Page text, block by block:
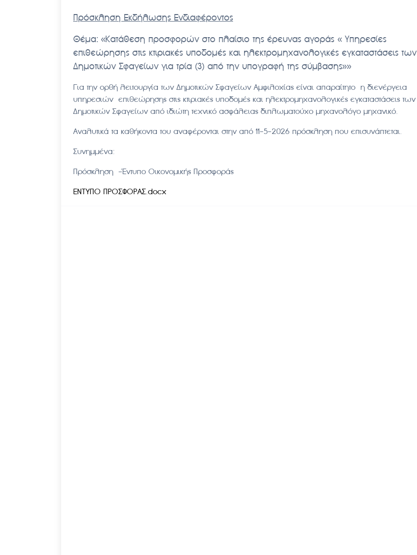
Πρόσκληση Εκδήλωσης Ενδιαφέροντος
Θέμα: «Κατάθεση προσφορών στο πλαίσιο της έρευνας αγοράς « Υπηρεσίες
επιθεώρησης στις κτιριακές υποδομές και ηλεκτρομηχανολογικές εγκαταστάσεις των
Δημοτικών Σφαγείων για τρία (3) από την υπογραφή της σύμβασης»»
Για την ορθή λειτουργία των Δημοτικών Σφαγείων Αμφιλοχίας είναι απαραίτητο η διενέργεια
υπηρεσιών επιθεώρησης στις κτιριακές υποδομές και ηλεκτρομηχανολογικές εγκαταστάσεις των
Δημοτικών Σφαγείων από ιδιώτη τεχνικό ασφάλειας διπλωματούχο μηχανολόγο μηχανικό.
Αναλυτικά τα καθήκοντα του αναφέρονται στην από 11-5-2026 πρόσκληση που επισυνάπτεται.
Συνημμένα:
Πρόσκληση -Έντυπο Οικονομικής Προσφοράς
ENTYΠΟ ΠΡΟΣΦΟΡΑΣ.docx